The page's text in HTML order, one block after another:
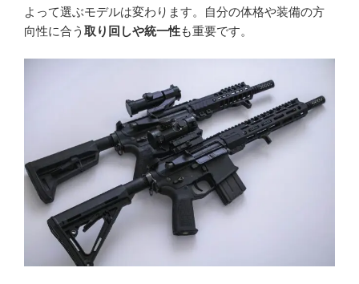
よって選ぶモデルは変わります。自分の体格や装備の方
向性に合う 取り回しや統一性も重要です。